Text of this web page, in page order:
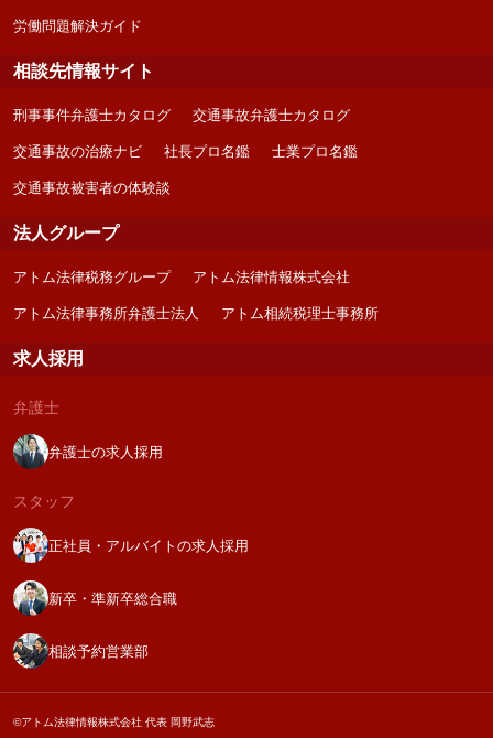
労働問題解決ガイド
相談先情報サイト
刑事事件弁護士カタログ 交通事故弁護士カタログ
交通事故の治療ナビ 社長プロ名鑑 士業プロ名鑑
交通事故被害者の体験談
法人グループ
アトム法律税務グループ アトム法律情報株式会社
アトム法律事務所弁護士法人 アトム相続税理士事務所
求人採用
弁護士
弁護士の求人採用
スタッフ
正社員・アルバイトの求人採用
新卒・準新卒総合職
相談予約営業部
©アトム法律情報株式会社 代表 岡野武志